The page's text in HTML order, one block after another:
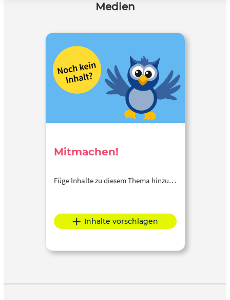
Medien
Mitmachen!
Füge Inhalte zu diesem Thema hinzu…
Inhalte vorschlagen